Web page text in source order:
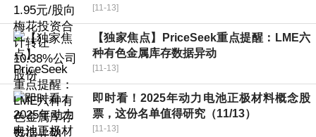
[11-13]
【独家焦点】PriceSeek重点提醒：LME六
种有色金属库存数据异动
[11-13]
即时看！2025年动力电池正极材料概念股
票，这份名单值得研究（11/13）
[11-13]